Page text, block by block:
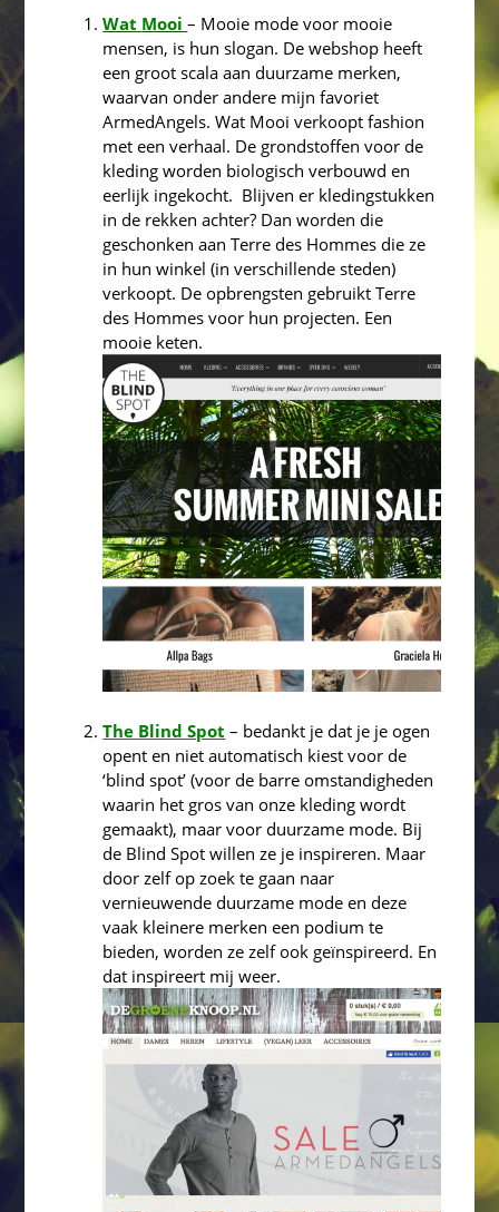
Wat Mooi – Mooie mode voor mooie
mensen, is hun slogan. De webshop heeft
een groot scala aan duurzame merken,
waarvan onder andere mijn favoriet
ArmedAngels. Wat Mooi verkoopt fashion
met een verhaal. De grondstoffen voor de
kleding worden biologisch verbouwd en
eerlijk ingekocht. Blijven er kledingstukken
in de rekken achter? Dan worden die
geschonken aan Terre des Hommes die ze
in hun winkel (in verschillende steden)
verkoopt. De opbrengsten gebruikt Terre
des Hommes voor hun projecten. Een
mooie keten.
The Blind Spot – bedankt je dat je je ogen
opent en niet automatisch kiest voor de
‘blind spot’ (voor de barre omstandigheden
waarin het gros van onze kleding wordt
gemaakt), maar voor duurzame mode. Bij
de Blind Spot willen ze je inspireren. Maar
door zelf op zoek te gaan naar
vernieuwende duurzame mode en deze
vaak kleinere merken een podium te
bieden, worden ze zelf ook geïnspireerd. En
dat inspireert mij weer.